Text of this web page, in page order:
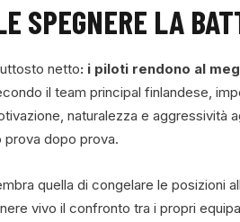
SPEGNERE LA
netto: i piloti rendono al
il team principal finlandese,
naturalezza e aggressività
prova dopo prova.
quella di congelare le posizioni
vivo il confronto tra i propri